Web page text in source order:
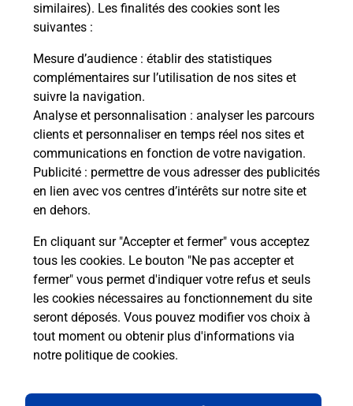
similaires). Les finalités des cookies sont les
suivantes :
Mesure d’audience : établir des statistiques
complémentaires sur l’utilisation de nos sites et
suivre la navigation.
Analyse et personnalisation : analyser les parcours
clients et personnaliser en temps réel nos sites et
communications en fonction de votre navigation.
Publicité : permettre de vous adresser des publicités
en lien avec vos centres d’intérêts sur notre site et
en dehors.
En cliquant sur "Accepter et fermer" vous acceptez
tous les cookies. Le bouton "Ne pas accepter et
fermer" vous permet d'indiquer votre refus et seuls
les cookies nécessaires au fonctionnement du site
seront déposés. Vous pouvez modifier vos choix à
tout moment ou obtenir plus d'informations via
notre politique de cookies.
Comment demander une
modification de livraison ?
Comment La Poste participe-t-elle
à votre sécurité au quotidien ?
Puis-je passer mon code de la route
avec La Poste et sous quelles
conditions ?
Localiser Liste Manche FLAMANVILLE